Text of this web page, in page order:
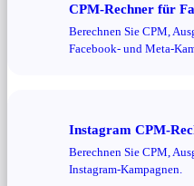
CPM-Rechner für
Berechnen Sie CPM,
Facebook- und Meta-
Instagram CPM-
Berechnen Sie CPM,
Instagram-Kampagnen.